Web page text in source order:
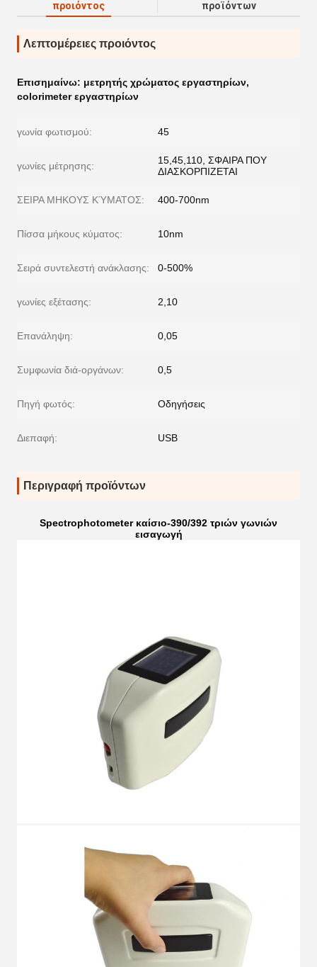
προιόντος
προϊόντων
Λεπτομέρειες προιόντος
Επισημαίνω: μετρητής χρώματος εργαστηρίων,
colorimeter εργαστηρίων
γωνία φωτισμού: 45
γωνίες μέτρησης:
15,45,110, ΣΦΑΙΡΑ ΠΟΥ
ΔΙΑΣΚΟΡΠΙΖΕΤΑΙ
ΣΕΙΡΑ ΜΗΚΟΥΣ ΚΎΜΑΤΟΣ: 400-700nm
Πίσσα μήκους κύματος: 10nm
Σειρά συντελεστή ανάκλασης: 0-500%
γωνίες εξέτασης: 2,10
Επανάληψη: 0,05
Συμφωνία διά-οργάνων: 0,5
Πηγή φωτός: Οδηγήσεις
Διεπαφή: USB
Περιγραφή προϊόντων
Spectrophotometer καίσιο-390/392 τριών γωνιών
εισαγωγή